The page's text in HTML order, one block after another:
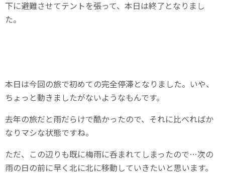
下に避難させてテントを張って、本日は終了となりまし
た。
本日は今回の旅で初めての完全停滞となりました。いや、
ちょっと動きましたがないようなもんです。
去年の旅だと雨だらけで酷かったので、それに比べればか
なりマシな状態ですね。
ただ、この辺りも既に梅雨に呑まれてしまったので…次の
雨の日の前に早く北に北に移動していきたいと思います。